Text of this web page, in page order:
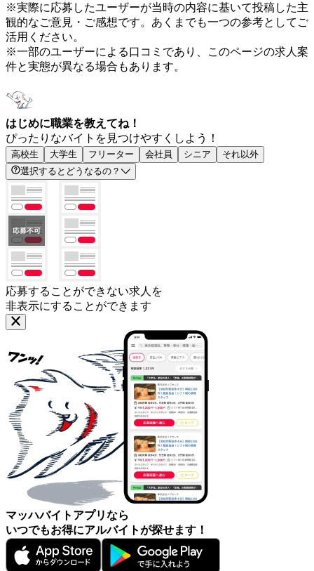
※実際に応募したユーザーが当時の内容に基いて投稿した主
観的なご意見・ご感想です。あくまでも一つの参考としてご
活用ください。
※一部のユーザーによる口コミであり、このページの求人案
件と実態が異なる場合もあります。
はじめに職業を教えてね！
ぴったりなバイトを見つけやすくしよう！
高校生 大学生 フリーター 会社員 シニア
それ以外
選択するとどうなるの？
応募することができない求人を
非表示にすることができます
マッハバイトアプリなら
いつでもお得にアルバイトが探せます！